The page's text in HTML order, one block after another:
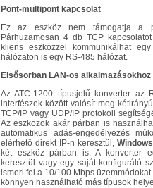
Pont-multipont kapcsolat
Ez az eszköz nem támogatja a
Párhuzamosan 4 db TCP
kliens eszközzel kommunikálhat
hálózaton is egy RS-485 hálózat.
Elsősorban LAN-os alkalmazásokhoz
Az ATC-1200 típusjelű konverter az
interfészek között valósít meg
TCP/IP vagy UDP/IP protokoll
Az eszközök akár párban is
automatikus adás-engedélyezés
elérhető direkt IP-n keresztül,
két eszköz párban is. A konverter
keresztül vagy egy saját konfiguráló
ismeri fel a 10/100 Mbps
könnyen használható más típusok